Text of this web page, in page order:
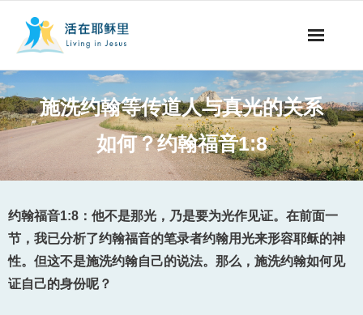
视听节目
阅读文章
永生之道
奉献支持
其他语言
施洗约翰等传道人与真光的关系
如何？约翰福音1:8
约翰福音1:8：他不是那光，乃是要为光作见证。在前面一
节，我已分析了约翰福音的笔录者约翰用光来形容耶稣的神
性。但这不是施洗约翰自己的说法。那么，施洗约翰如何见
证自己的身份呢？